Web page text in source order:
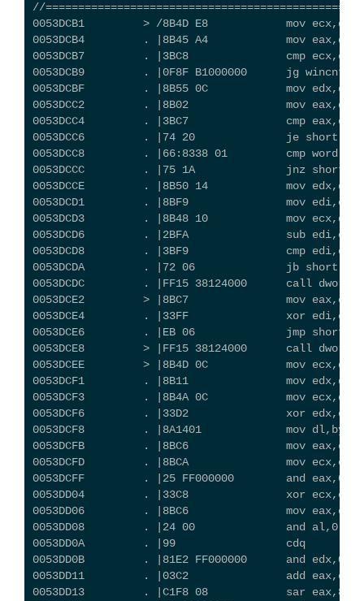
//
0053DCB1         > /8B4D E8            mov
0053DCB4         . |8B45 A4            mov
0053DCB7         . |3BC8               cmp ecx,eax
0053DCB9         . |0F8F B1000000      jg
0053DCBF         . |8B55 0C            mov
0053DCC2         . |8B02               mov
0053DCC4         . |3BC7               cmp eax,edi
0053DCC6         . |74 20              je short
0053DCC8         . |66:8338 01         cmp word
0053DCCC         . |75 1A              jnz short
0053DCCE         . |8B50 14            mov
0053DCD1         . |8BF9               mov edi,ecx
0053DCD3         . |8B48 10            mov
0053DCD6         . |2BFA               sub edi,edx
0053DCD8         . |3BF9               cmp edi,ecx
0053DCDA         . |72 06              jb short
0053DCDC         . |FF15 38124000      call dword
0053DCE2         > |8BC7               mov eax,edi
0053DCE4         . |33FF               xor edi,edi
0053DCE6         . |EB 06              jmp short
0053DCE8         > |FF15 38124000      call dword
0053DCEE         > |8B4D 0C            mov
0053DCF1         . |8B11               mov
0053DCF3         . |8B4A 0C            mov
0053DCF6         . |33D2               xor edx,edx
0053DCF8         . |8A1401             mov
0053DCFB         . |8BC6               mov eax,esi
0053DCFD         . |8BCA               mov ecx,edx
0053DCFF         . |25 FF000000        and eax,0FF
0053DD04         . |33C8               xor ecx,eax
0053DD06         . |8BC6               mov eax,esi
0053DD08         . |24 00              and al,0
0053DD0A         . |99                 cdq
0053DD0B         . |81E2 FF000000      and edx,0FF
0053DD11         . |03C2               add eax,edx
0053DD13         . |C1F8 08            sar eax,8